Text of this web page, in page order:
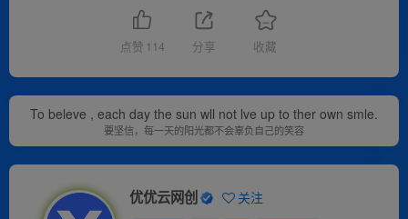
点赞 114 分享 收藏
To beleve , each day the sun wll not lve up to ther own smle.
要坚信，每一天的阳光都不会辜负自己的笑容
优优云网创 关注